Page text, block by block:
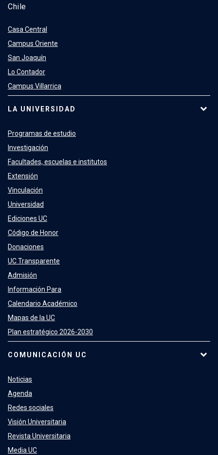
Chile
Casa Central
Campus Oriente
San Joaquín
Lo Contador
Campus Villarrica
LA UNIVERSIDAD
Programas de estudio
Investigación
Facultades, escuelas e institutos
Extensión
Vinculación
Universidad
Ediciones UC
Código de Honor
Donaciones
UC Transparente
Admisión
Información Para
Calendario Académico
Mapas de la UC
Plan estratégico 2026-2030
COMUNICACIÓN UC
Noticias
Agenda
Redes sociales
Visión Universitaria
Revista Universitaria
Media UC